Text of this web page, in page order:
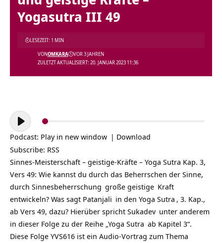
Yogasutra III 49
ZULETZT AKTUALISIERT: 20. JANUAR 2023 11:36
VONOMKARA VOR 3 JAHREN
LESEZEIT: 1 MIN
Audio-
Player
Podcast: Play in new window | Download
Subscribe: RSS
Sinnes-Meisterschaft – geistige-Kräfte – Yoga Sutra Kap. 3,
Vers 49: Wie kannst du durch das Beherrschen der Sinne,
durch Sinnesbeherrschung große geistige Kraft
entwickeln? Was sagt Patanjali in den Yoga Sutra , 3. Kap.,
ab Vers 49, dazu? Hierüber spricht Sukadev unter anderem
in dieser Folge zu der Reihe „Yoga Sutra ab Kapitel 3“.
Diese Folge YVS616 ist ein Audio-Vortrag zum Thema